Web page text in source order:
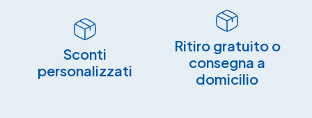
Sconti
personalizzati
Ritiro gratuito o
consegna a
domicilio